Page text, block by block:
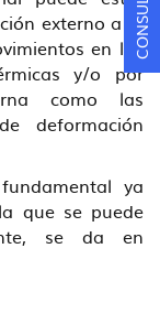
externo a la
en los
y/o por
como las
deformación
ya
que se puede
se da en